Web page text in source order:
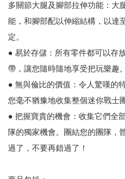
多關節大腿及腳部拉伸功能：大
能，和腳部配以伸縮結構，以達
定。
● 易於存儲：所有零件都可以存
帶，讓您隨時隨地享受把玩樂趣。
● 無與倫比的價值：令人驚嘆的
您毫不猶豫地收集整個迷你戰士
● 把握寶貴的機會：收集它們全
隊的獨家機會。團結您的團隊，
過了，不要再錯過了！